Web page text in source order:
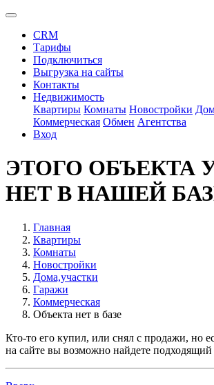
CRM
Тарифы
Подключиться
Выгрузка на сайты
Контакты
Недвижимость
Квартиры Комнаты Новостройки
Коммерческая Обмен Агентства
Вход
ЭТОГО ОБЪЕКТА
НЕТ В НАШЕЙ
Главная
Квартиры
Комнаты
Новостройки
Дома,участки
Гаражи
Коммерческая
Объекта нет в базе
Кто-то его купил, или снял с продажи, но
на сайте вы возможно найдете подходящий